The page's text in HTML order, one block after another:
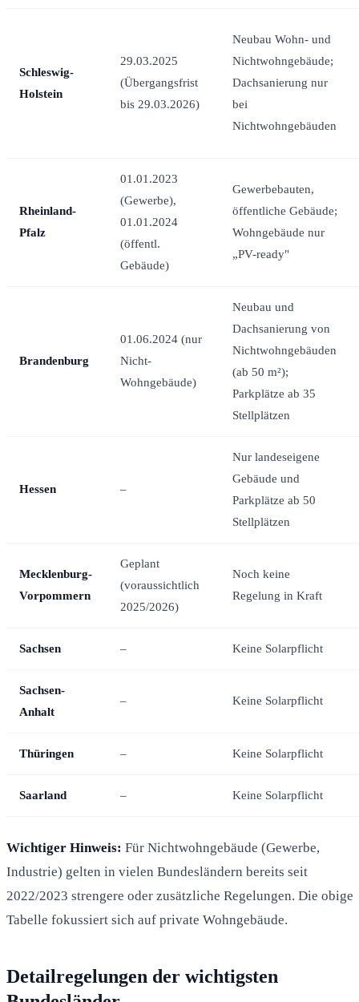
Schleswig-
Holstein
29.03.2025
(Übergangsfrist
bis 29.03.2026)
Neubau Wohn- und
Nichtwohngebäude;
Dachsanierung nur
bei
Nichtwohngebäuden
Rheinland-
Pfalz
01.01.2023
(Gewerbe),
01.01.2024
(öffentl.
Gebäude)
Gewerbebauten,
öffentliche Gebäude;
Wohngebäude nur
„PV-ready"
Brandenburg
01.06.2024 (nur
Nicht-
Wohngebäude)
Neubau und
Dachsanierung von
Nichtwohngebäuden
(ab 50 m²);
Parkplätze ab 35
Stellplätzen
Hessen –
Nur landeseigene
Gebäude und
Parkplätze ab 50
Stellplätzen
Mecklenburg-
Vorpommern
Geplant
(voraussichtlich
2025/2026)
Noch keine
Regelung in Kraft
Sachsen – Keine Solarpflicht
Sachsen-
Anhalt
– Keine Solarpflicht
Thüringen – Keine Solarpflicht
Saarland – Keine Solarpflicht
Wichtiger Hinweis: Für Nichtwohngebäude (Gewerbe,
Industrie) gelten in vielen Bundesländern bereits seit
2022/2023 strengere oder zusätzliche Regelungen. Die obige
Tabelle fokussiert sich auf private Wohngebäude.
Detailregelungen der wichtigsten